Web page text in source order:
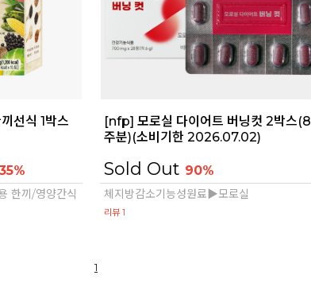
선식 1박스
한끼/영양간식
[nfp] 모로실 다이어트 버닝컷 2박스(8
주분)(소비기한 2026.07.02)
Sold Out 90%
체지방감소기능성원료▶모로실
리뷰 1
1